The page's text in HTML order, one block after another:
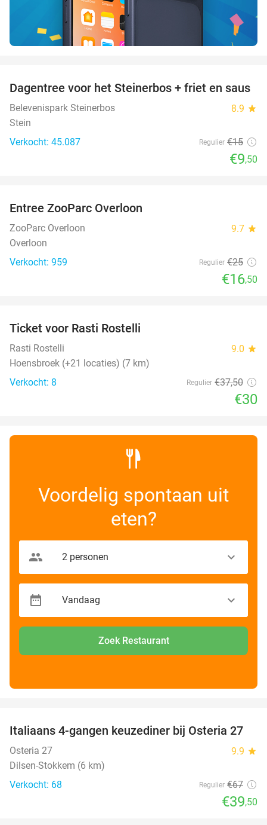
37%
Dagentree voor het Steinerbos + friet en saus
Belevenispark Steinerbos 8.9 star
Stein
Verkocht: 45.087
Regulier €15
€9,50
Entree ZooParc Overloon
ZooParc Overloon 9.7 star
Overloon
Verkocht: 959
Regulier €25
€16,50
TODAY
Ticket voor Rasti Rostelli
Rasti Rostelli 9.0 star
Hoensbroek (+21 locaties) (7 km)
Verkocht: 8
Regulier €37,50
€30
Voordelig spontaan uit
eten?
Zoek Restaurant
41%
Italiaans 4-gangen keuzediner bij Osteria 27
Osteria 27 9.9 star
Dilsen-Stokkem (6 km)
Verkocht: 68
Regulier €67
€39,50